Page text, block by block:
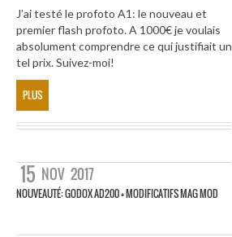
J’ai testé le profoto A1: le nouveau et
premier flash profoto. A 1000€ je voulais
absolument comprendre ce qui justifiait un
tel prix. Suivez-moi!
PLUS
15 NOV 2017
NOUVEAUTÉ: GODOX AD200 + MODIFICATIFS MAG MOD